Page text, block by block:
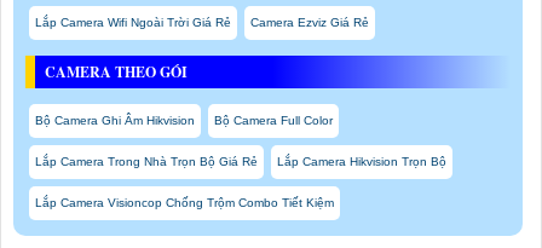
Lắp Camera Wifi Ngoài Trời Giá Rẻ Camera Ezviz Giá Rẻ
CAMERA THEO GÓI
Bộ Camera Ghi Âm Hikvision Bộ Camera Full Color
Lắp Camera Trong Nhà Trọn Bộ Giá Rẻ Lắp Camera Hikvision Trọn Bộ
Lắp Camera Visioncop Chống Trộm Combo Tiết Kiệm